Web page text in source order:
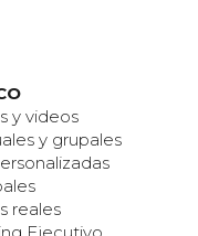
y videos
y grupales
reales